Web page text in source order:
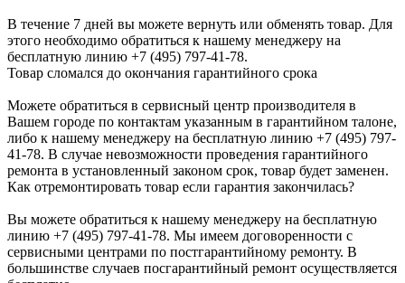
В течение 7 дней вы можете вернуть или обменять товар. Для
этого необходимо обратиться к нашему менеджеру на
бесплатную линию +7 (495) 797-41-78.
Товар сломался до окончания гарантийного срока
Можете обратиться в сервисный центр производителя в
Вашем городе по контактам указанным в гарантийном талоне,
либо к нашему менеджеру на бесплатную линию +7 (495) 797-
41-78. В случае невозможности проведения гарантийного
ремонта в установленный законом срок, товар будет заменен.
Как отремонтировать товар если гарантия закончилась?
Вы можете обратиться к нашему менеджеру на бесплатную
линию +7 (495) 797-41-78. Мы имеем договоренности с
сервисными центрами по постгарантийному ремонту. В
большинстве случаев посгарантийный ремонт осуществляется